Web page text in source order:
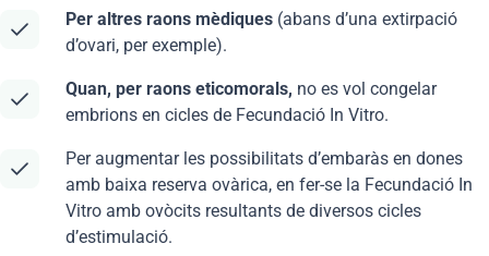
Per altres raons mèdiques (abans d’una extirpació
d’ovari, per exemple).
Quan, per raons eticomorals, no es vol congelar
embrions en cicles de Fecundació In Vitro.
Per augmentar les possibilitats d’embaràs en dones
amb baixa reserva ovàrica, en fer-se la Fecundació In
Vitro amb ovòcits resultants de diversos cicles
d’estimulació.